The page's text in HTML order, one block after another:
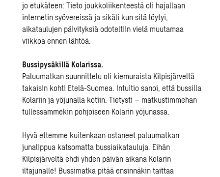
jo etukäteen: Tieto joukkoliikenteestä oli hajallaan
internetin syövereissä ja sikäli kun sitä löytyi,
aikataulujen päivityksiä odoteltiin vielä muutamaa
viikkoa ennen lähtöä.
Bussipysäkillä Kolarissa.
Paluumatkan suunnittelu oli kiemuraista Kilpisjärveltä
takaisin kohti Etelä-Suomea. Intuitio sanoi, että bussilla
Kolariin ja yöjunalla kotiin. Tietysti – matkustimmehan
tullessammekin pohjoiseen Kolarin yöjunassa.
Hyvä ettemme kuitenkaan ostaneet paluumatkan
junalippua katsomatta bussiaikatauluja. Eihän
Kilpisjärveltä ehdi yhden päivän aikana Kolarin
iltajunalle! Bussimatka pitää ensinnäkin taittaa